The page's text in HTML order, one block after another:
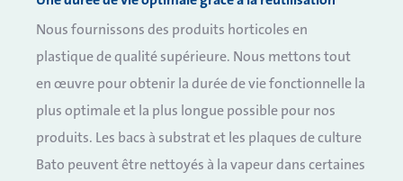
Nous fournissons des produits horticoles en
plastique de qualité supérieure. Nous mettons tout
en œuvre pour obtenir la durée de vie fonctionnelle la
plus optimale et la plus longue possible pour nos
produits. Les bacs à substrat et les plaques de culture
Bato peuvent être nettoyés à la vapeur dans certaines